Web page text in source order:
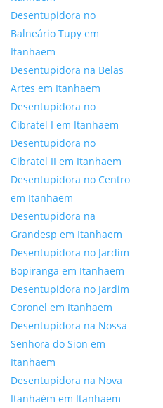
Desentupidora no
Balneário Tupy em
Itanhaem
Desentupidora na Belas
Artes em Itanhaem
Desentupidora no
Cibratel I em Itanhaem
Desentupidora no
Cibratel II em Itanhaem
Desentupidora no Centro
em Itanhaem
Desentupidora na
Grandesp em Itanhaem
Desentupidora no Jardim
Bopiranga em Itanhaem
Desentupidora no Jardim
Coronel em Itanhaem
Desentupidora na Nossa
Senhora do Sion em
Itanhaem
Desentupidora na Nova
Itanhaém em Itanhaem